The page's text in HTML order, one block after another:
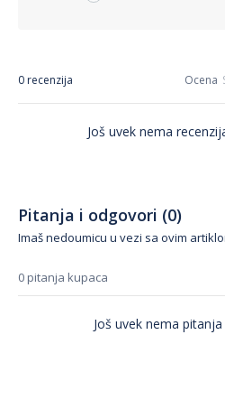
kombinuje veliki kapacitet,
0 recenzija Ocena
Još uvek nema
Pitanja i odgovori (0)
Imaš nedoumicu u vezi sa ovim
0 pitanja kupaca
Još uvek nema